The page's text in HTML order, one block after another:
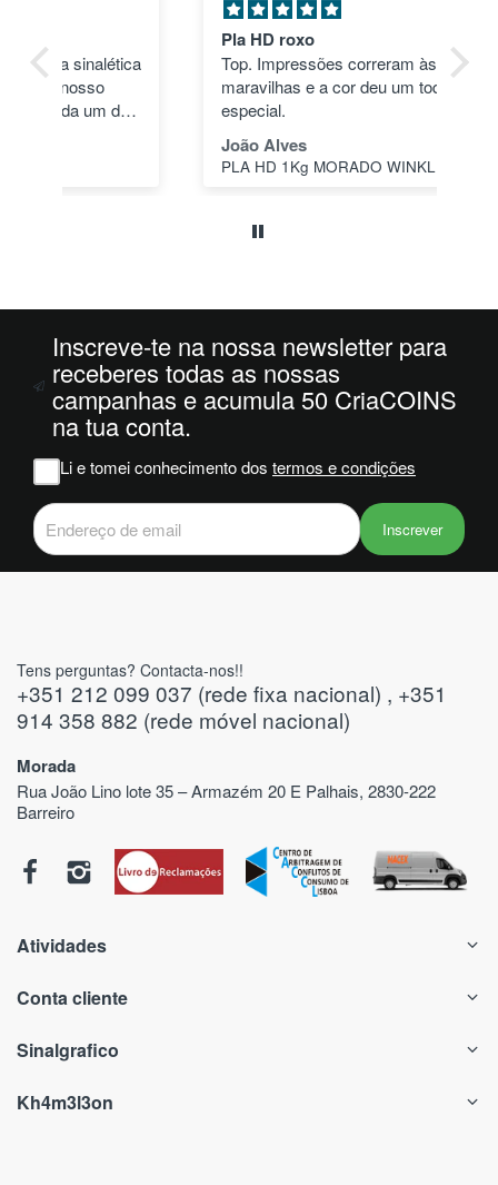
Top. Impressões correram às mil
maravilhas e a cor deu um toque
especial.
PLA HD 1Kg MORADO WINKLE - LILÁS – WINKLE
Inscreve-te na nossa newsletter para
receberes todas as nossas
campanhas e acumula 50 CriaCOINS
na tua conta.
Li e tomei conhecimento dos termos e condições
Inscrever
Tens perguntas? Contacta-nos!!
+351 212 099 037 (rede fixa nacional) , +351
914 358 882 (rede móvel nacional)
Morada
Rua João Lino lote 35 – Armazém 20 E Palhais, 2830-222
Barreiro
Atividades
Conta cliente
Sinalgrafico
Kh4m3l3on